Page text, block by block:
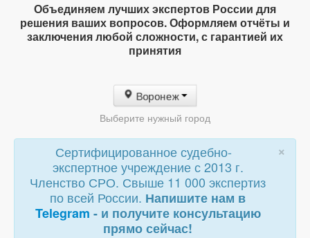
Объединяем лучших экспертов России для
решения ваших вопросов. Оформляем отчёты и
заключения любой сложности, с гарантией их
принятия
Воронеж
Выберите нужный город
×
Сертифицированное судебно-
экспертное учреждение с 2013 г.
Членство СРО. Свыше 11 000 экспертиз
по всей России. Напишите нам в
Telegram - и получите консультацию
прямо сейчас!